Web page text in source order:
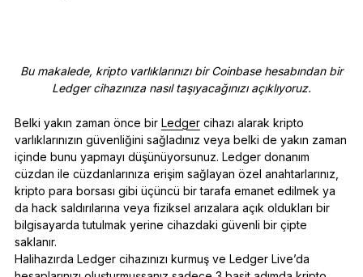
Ledger Nano Klasikler
Güvenilir yedekleme koruması
Tüm ürünlere göz atın
Donanım Cüzdanlar
Paketler
Bu makalede, kripto varlıklarınızı bir Coinbase hesabından bir
Ledger cihazınıza nasıl taşıyacağınızı açıklıyoruz.
Belki yakın zaman önce bir Ledgercihazı alarak kripto
varlıklarınızın güvenliğini sağladınız veya belki de yakın zaman
içinde bunu yapmayı düşünüyorsunuz. Ledger donanım
cüzdan ile cüzdanlarınıza erişim sağlayan özel anahtarlarınız,
kripto para borsası gibi üçüncü bir tarafa emanet edilmek ya
da hack saldırılarına veya fiziksel arızalara açık oldukları bir
bilgisayarda tutulmak yerine cihazdaki güvenli bir çipte
saklanır.
Halihazırda Ledger cihazınızı kurmuş ve Ledger Live’da